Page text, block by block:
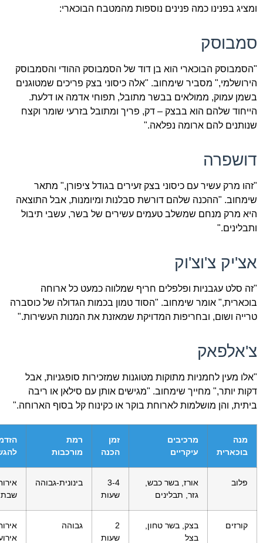
ומציג בפנינו כמה פנינים נוספות מהמטבח הבוכארי:
סמבוסק
"הסמבוסק הבוכארי הוא בן דוד של הסמבוסק ההודי והסמבוסק
הירושלמי," מסביר שימחוב. "אלה כיסוני בצק פריכים שמטוגנים
בשמן עמוק, ממולאים בבשר מתובל, תפוחי אדמה או דלעת.
הייחוד שלהם הוא בבצק – דק, פריך ומתובל בזרעי שומר וקצח
שנותנים להם ארומה נפלאה."
דושפרה
"זהו מרק עשיר עם כיסוני בצק זעירים בגודל ציפורן," מתאר
שימחוב. "ההכנה שלהם דורשת סבלנות ומיומנות, אבל התוצאה
היא מרק מנחם שמשלב טעמים עשירים של בשר, עשבי תיבול
ותבלינים."
אצ'יק צ'וצ'וק
"זה סלט עגבניות ופלפלים חריף שמלווה כמעט כל ארוחה
בוכארית," אומר שימחוב. "הסוד טמון בכמות הגדולה של כוסברה
טרייה ושום, ובחריפות המדויקת שמאזנת את המנות העשירות."
צ'אלפאק
"אלו מעין לחמניות מתוקות מטוגנות שמזכירות סופגניות, אבל
דקות יותר," מחייך שימחוב. "מגישים אותן עם סילאן או ריבה
ביתית, והן מושלמות לארוחת בוקר או כקינוח קל בסוף הארוחה."
מנה
בוכארית
מרכיבים
עיקריים
זמן
הכנה
רמת
מורכבות
פלוב
אורז, בשר כבש,
גזר, תבלינים
3-4
שעות
בינונית-גבוהה
קורזים
בצק, בשר טחון,
בצל
2
שעות
גבוהה